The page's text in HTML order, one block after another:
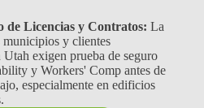
de Licencias y Contratos: La
municipios y clientes
Utah exigen prueba de seguro
y Workers' Comp antes de
especialmente en edificios